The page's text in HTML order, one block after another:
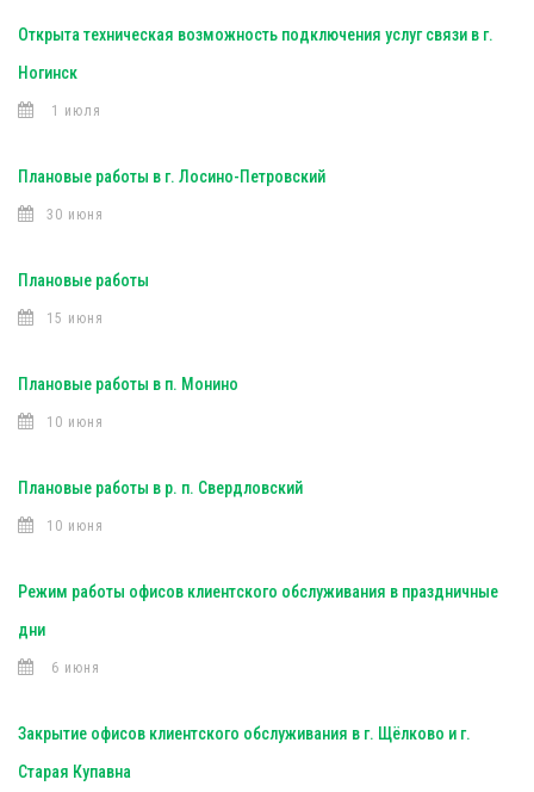
Открыта техническая возможность подключения услуг связи в г.
Ногинск
1 июля
Плановые работы в г. Лосино-Петровский
30 июня
Плановые работы
15 июня
Плановые работы в п. Монино
10 июня
Плановые работы в р. п. Свердловский
10 июня
Режим работы офисов клиентского обслуживания в праздничные
дни
6 июня
Закрытие офисов клиентского обслуживания в г. Щёлково и г.
Старая Купавна